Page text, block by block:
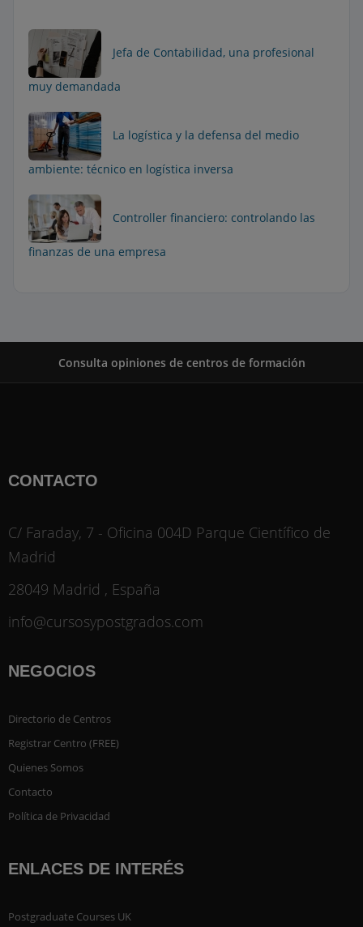
Jefa de Contabilidad, una profesional
muy demandada
La logística y la defensa del medio
ambiente: técnico en logística inversa
Controller financiero: controlando las
finanzas de una empresa
Consulta opiniones de centros de formación
CONTACTO
C/ Faraday, 7 - Oficina 004D Parque Científico de
Madrid
28049 Madrid , España
info@cursosypostgrados.com
NEGOCIOS
Directorio de Centros
Registrar Centro (FREE)
Quienes Somos
Contacto
Política de Privacidad
ENLACES DE INTERÉS
Postgraduate Courses UK